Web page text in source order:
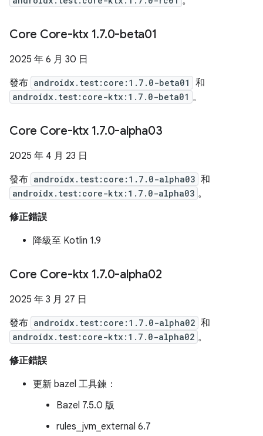
Core Core-ktx 1.7.0-beta01
2025 年 6 月 30 日
發布 androidx.test:core:1.7.0-beta01 和
androidx.test:core-ktx:1.7.0-beta01 。
Core Core-ktx 1.7.0-alpha03
2025 年 4 月 23 日
發布 androidx.test:core:1.7.0-alpha03 和
androidx.test:core-ktx:1.7.0-alpha03 。
修正錯誤
降級至 Kotlin 1.9
Core Core-ktx 1.7.0-alpha02
2025 年 3 月 27 日
發布 androidx.test:core:1.7.0-alpha02 和
androidx.test:core-ktx:1.7.0-alpha02 。
修正錯誤
更新 bazel 工具鍊：
Bazel 7.5.0 版
rules_jvm_external 6.7